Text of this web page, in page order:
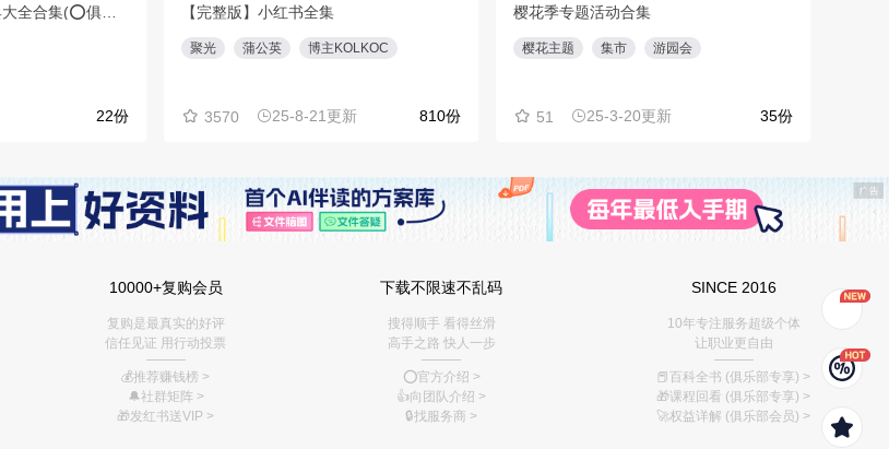
22份
【完整版】小红书全集
聚光 蒲公英 博主KOLKOC
3570 25-8-21更新 810份
樱花季专题活动合集
樱花主题 集市 游园会
51 25-3-20更新 35份
10000+复购会员
复购是最真实的好评
信任见证 用行动投票
———
💰推荐赚钱榜 >
🔔社群矩阵>
🎁发红书送VIP >
下载不限速不乱码
搜得顺手 看得丝滑
高手之路 快人一步
———
⭕️官方介绍 >
👍向团队介绍 >
🔒找服务商 >
SINCE 2016
10年专注服务超级个体
让职业更自由
———
📕百科全书 (俱乐部专享) >
🎁课程回看 (俱乐部专享) >
🚀权益详解 (俱乐部会员) >